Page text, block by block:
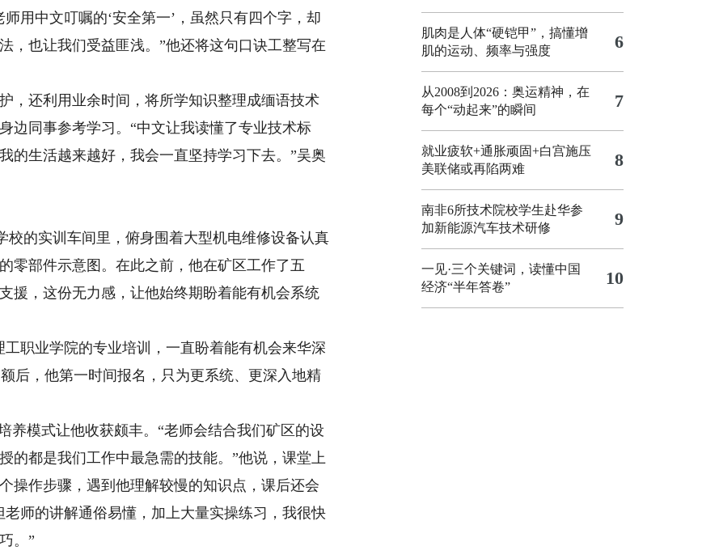
用中文叮嘱的‘安全第一’，虽然只有四个字，却
，也让我们受益匪浅。”他还将这句口诀工整写在
还利用业余时间，将所学知识整理成缅语技术
边同事参考学习。“中文让我读懂了专业技术标
的生活越来越好，我会一直坚持学习下去。”吴奥
的实训车间里，俯身围着大型机电维修设备认真
零部件示意图。在此之前，他在矿区工作了五
援，这份无力感，让他始终期盼着能有机会系统
业学院的专业培训，一直盼着能有机会来华深
后，他第一时间报名，只为更系统、更深入地精
模式让他收获颇丰。“老师会结合我们矿区的设
的都是我们工作中最急需的技能。”他说，课堂上
操作步骤，遇到他理解较慢的知识点，课后还会
师的讲解通俗易懂，加上大量实操练习，我很快
。”
肌肉是人体“硬铠甲”，搞懂增
肌的运动、频率与强度
6
从2008到2026：奥运精神，在
每个“动起来”的瞬间
7
就业疲软+通胀顽固+白宫施压
美联储或再陷两难
8
南非6所技术院校学生赴华参
加新能源汽车技术研修
9
一见·三个关键词，读懂中国
经济“半年答卷”
10